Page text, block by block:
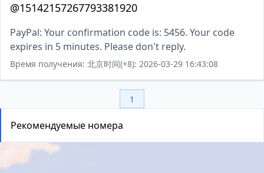
@15142157267793381920
PayPal: Your confirmation code is: 5456. Your code
expires in 5 minutes. Please don't reply.
Время получения: 北京时间(+8): 2026-03-29 16:43:08
1
Рекомендуемые номера